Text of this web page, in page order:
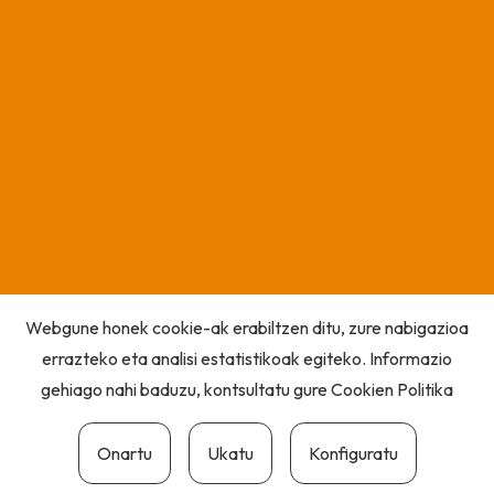
Webgune honek cookie-ak erabiltzen ditu, zure nabigazioa
errazteko eta analisi estatistikoak egiteko. Informazio
gehiago nahi baduzu, kontsultatu gureCookien Politika
Onartu Ukatu Konfiguratu